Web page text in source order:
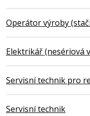
Operátor výroby
Elektrikář (nesériová
Servisní technik pro
Servisní technik